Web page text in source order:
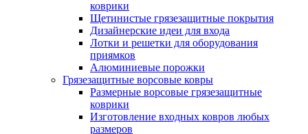
коврики
Щетинистые грязезащитные покрытия
Дизайнерские идеи для входа
Лотки и решетки для оборудования
приямков
Алюминиевые порожки
Грязезащитные ворсовые ковры
Размерные ворсовые грязезащитные
коврики
Изготовление входных ковров любых
размеров